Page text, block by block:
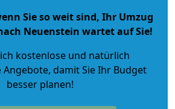
Sie so weit sind, Ihr Umzug
Neuenstein wartet auf Sie!
kostenlose und natürlich
Angebote, damit Sie Ihr Budget
besser planen!